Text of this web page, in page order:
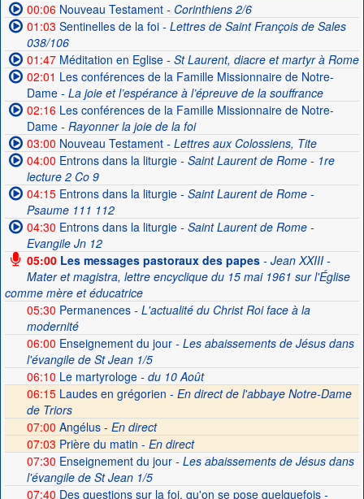
00:06Nouveau Testament- Corinthiens 2/6
01:03 Sentinelles de la foi- Lettres de Saint François de Sales
038/106
01:47Méditation en Eglise- St Laurent, diacre et martyr à Rome
02:01 Les conférences de la Famille Missionnaire de Notre-
Dame- La joie et l’espérance à l’épreuve de la souffrance
02:16Les conférences de la Famille Missionnaire de Notre-
Dame- Rayonner la joie de la foi
03:00 Nouveau Testament- Lettres aux Colossiens, Tite
04:00 Entrons dans la liturgie- Saint Laurent de Rome - 1re
lecture 2 Co 9
04:15Entrons dans la liturgie- Saint Laurent de Rome -
Psaume 111 112
04:30 Entrons dans la liturgie- Saint Laurent de Rome -
Evangile Jn 12
05:00Les messages pastoraux des papes- Jean XXIII -
Mater et magistra, lettre encyclique du 15 mai 1961 sur l'Église
comme mère et éducatrice
05:30 Permanences- L'actualité du Christ Roi face à la
modernité
06:00 Enseignement du jour- Les abaissements de Jésus dans
l'évangile de St Jean 1/5
06:10 Le martyrologe- du 10 Août
06:15Laudes en grégorien - En direct de l'abbaye Notre-Dame
de Triors
07:00 Angélus - En direct
07:03 Prière du matin - En direct
07:30 Enseignement du jour- Les abaissements de Jésus dans
l'évangile de St Jean 1/5
07:40 Des questions sur la foi, qu'on se pose quelquefois-